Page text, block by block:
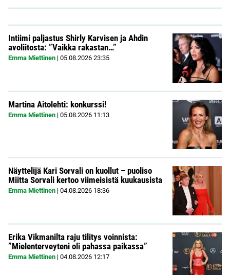
Intiimi paljastus Shirly Karvisen ja Ahdin
avoliitosta: ”Vaikka rakastan…”
Emma Miettinen | 05.08.2026 23:35
Martina Aitolehti: konkurssi!
Emma Miettinen | 05.08.2026 11:13
Näyttelijä Kari Sorvali on kuollut – puoliso
Miitta Sorvali kertoo viimeisistä kuukausista
Emma Miettinen | 04.08.2026 18:36
Erika Vikmanilta raju tilitys voinnista:
”Mielenterveyteni oli pahassa paikassa”
Emma Miettinen | 04.08.2026 12:17